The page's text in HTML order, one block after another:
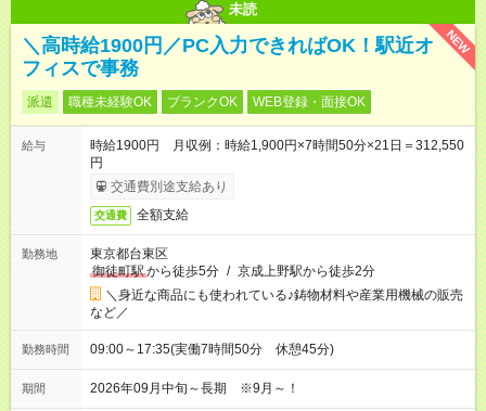
未読
NEW
＼高時給1900円／PC入力できればOK！駅近オ
フィスで事務
派遣 職種未経験OK ブランクOK WEB登録・面接OK
給与
時給1900円 月収例：時給1,900円×7時間50分×21日＝312,550
円
交通費別途支給あり
交通費 全額支給
勤務地
東京都台東区
御徒町駅から徒歩5分 / 京成上野駅から徒歩2分
＼身近な商品にも使われている♪鋳物材料や産業用機械の販売
など／
勤務時間 09:00～17:35(実働7時間50分 休憩45分)
期間 2026年09月中旬～長期 ※9月～！